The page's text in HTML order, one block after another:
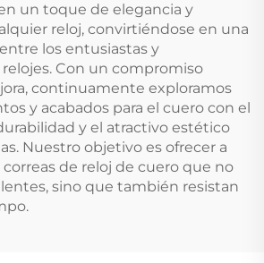
un toque de elegancia y
reloj, convirtiéndose en una
los entusiastas y
Con un compromiso
continuamente exploramos
y acabados para el cuero con el
y el atractivo estético
Nuestro objetivo es ofrecer a
de reloj de cuero que no
sino que también resistan